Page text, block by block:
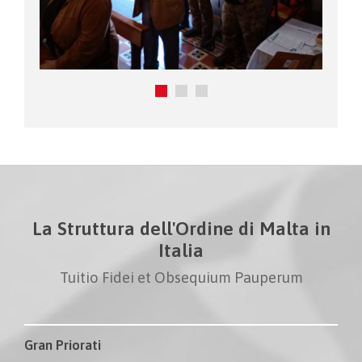
La Struttura dell'Ordine di Malta in
Italia
Tuitio Fidei et Obsequium Pauperum
Gran Priorati